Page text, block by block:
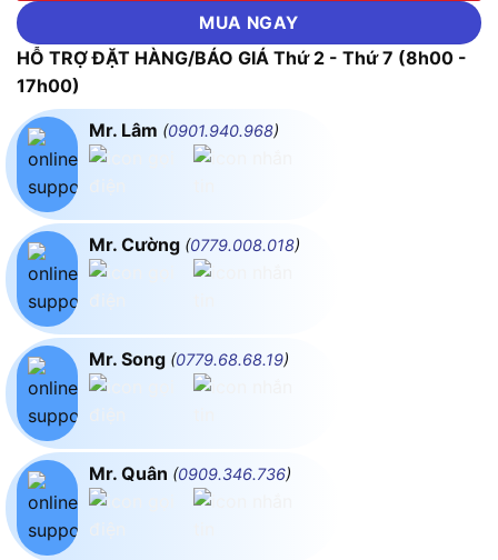
MUA NGAY
HỖ TRỢ ĐẶT HÀNG/BÁO GIÁ Thứ 2 - Thứ 7 (8h00 -
17h00)
Mr. Lâm (0901.940.968)
Mr. Cường (0779.008.018)
Mr. Song (0779.68.68.19)
Mr. Quân (0909.346.736)